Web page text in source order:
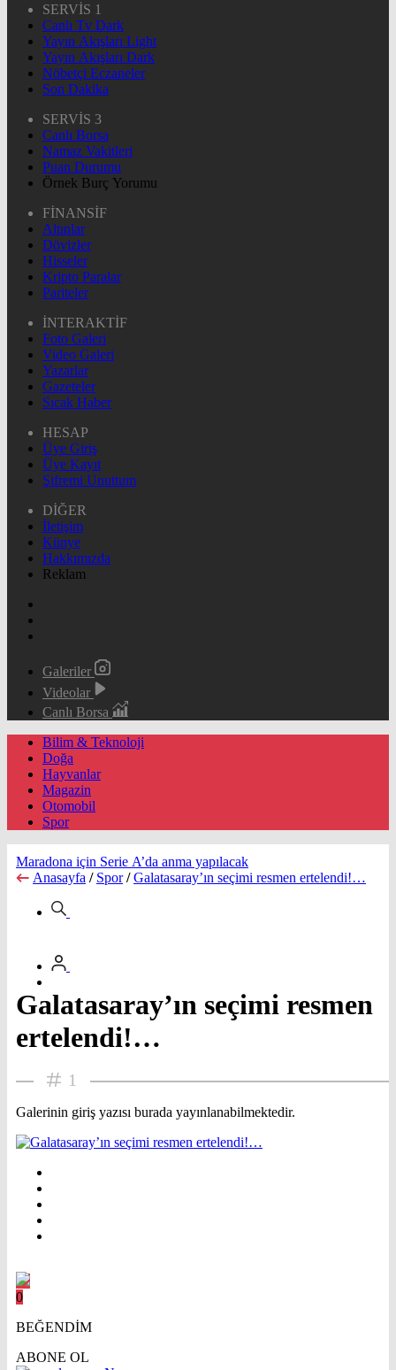
SERVİS 1
Canlı Tv Dark
Yayın Akışları Light
Yayın Akışları Dark
Nöbetçi Eczaneler
Son Dakika
SERVİS 3
Canlı Borsa
Namaz Vakitleri
Puan Durumu
Örnek Burç Yorumu
FİNANSİF
Altınlar
Dövizler
Hisseler
Kripto Paralar
Pariteler
İNTERAKTİF
Foto Galeri
Video Galeri
Yazarlar
Gazeteler
Sıcak Haber
HESAP
Üye Giriş
Üye Kayıt
Şifremi Unuttum
DİĞER
İletişim
Künye
Hakkımızda
Reklam
Galeriler
Videolar
Canlı Borsa
Bilim & Teknoloji
Doğa
Hayvanlar
Magazin
Otomobil
Spor
Maradona için Serie A’da anma yapılacak
Anasayfa / Spor / Galatasaray’ın seçimi resmen ertelendi!…
Galatasaray’ın seçimi resmen
ertelendi!…
1
Galerinin giriş yazısı burada yayınlanabilmektedir.
0
BEĞENDİM
ABONE OL